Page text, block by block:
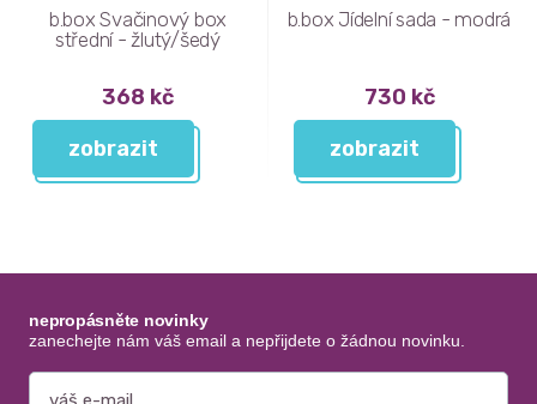
b.box Svačinový box
střední - žlutý/šedý
368 kč
zobrazit
b.box Jídelní sada - modrá
730 kč
zobrazit
nepropásněte novinky
zanechejte nám váš email a nepřijdete o žádnou novinku.